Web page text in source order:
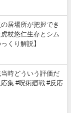
居場所が把握でき
杖悠仁生存とシム
くり解説】
当時どういう評価だ
集 #呪術廻戦 #反応